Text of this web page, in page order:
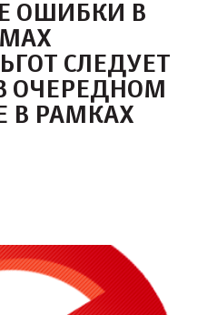
ОШИБКИ В
СЛЕДУЕТ
ОЧЕРЕДНОМ
В РАМКАХ